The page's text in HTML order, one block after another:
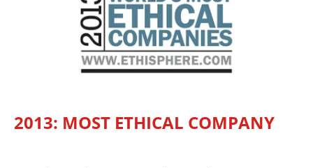
2013: MOST ETHICAL COMPANY